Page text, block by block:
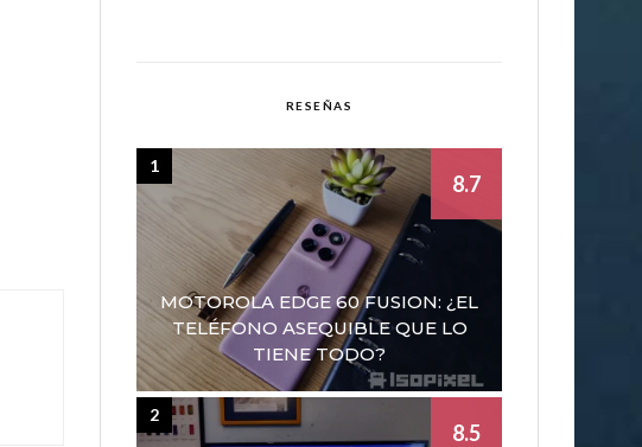
RESEÑAS
MOTOROLA EDGE 60 FUSION: ¿EL
TELÉFONO ASEQUIBLE QUE LO
TIENE TODO?
8.7
1
8.5
2